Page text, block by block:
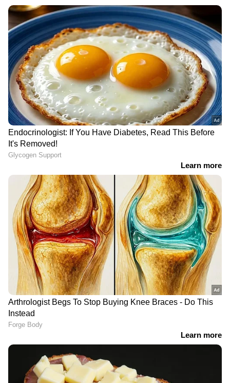
തട്ടുകടകളും
ലഹരികേന്ദ്രങ്ങൾ, ഇനി
അനുവദിക്കില്ല, കർശന
നടപടിയെന്ന് മേയർ
11കാരിയെ പീഡിപ്പിച്ചു,
63കാരന് 30 വർഷം
കഠിനതടവും പിഴയും
LATEST VIDEOS
പത്രിക തള്ളിയവരുടെ പേര്
സ്ഥാനാര്‍ത്ഥി പട്ടികയിൽ; ഷാര്‍ജ
ഇന്ത്യൻ അസോസിയേഷൻ
തെര‍ഞ്ഞെടുപ്പിൽ തര്‍ക്കം
ഹോൾസെയിൽ കടയിൽ നിന്ന് 30
ലക്ഷം രൂപയുടെ സിഗരറ്റ്
മോഷണം; തമിഴ്നാട് സ്വദേശി
പിടിയിൽ | Kannur